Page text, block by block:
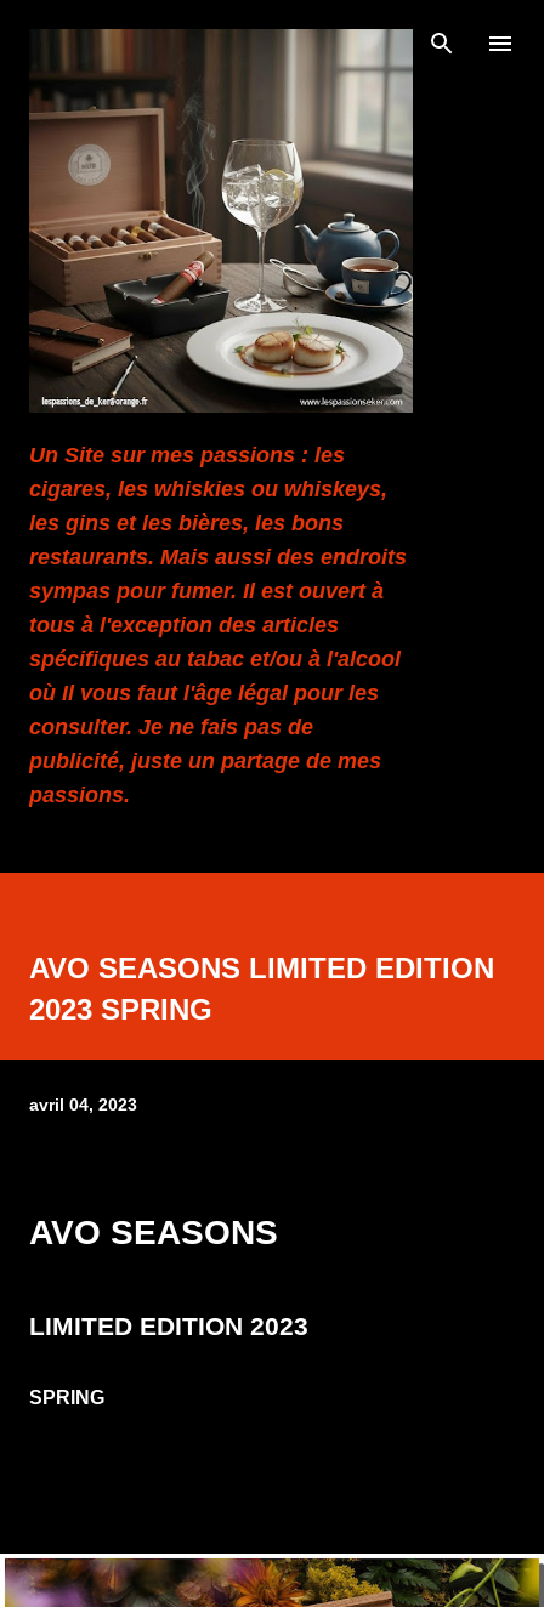
Accéder au contenu principal
Un Site sur mes passions : les
cigares, les whiskies ou whiskeys,
les gins et les bières, les bons
restaurants. Mais aussi des endroits
sympas pour fumer. Il est ouvert à
tous à l'exception des articles
spécifiques au tabac et/ou à l'alcool
où Il vous faut l'âge légal pour les
consulter. Je ne fais pas de
publicité, juste un partage de mes
passions.
AVO SEASONS LIMITED EDITION
2023 SPRING
avril 04, 2023
AVO SEASONS
LIMITED EDITION 2023
SPRING